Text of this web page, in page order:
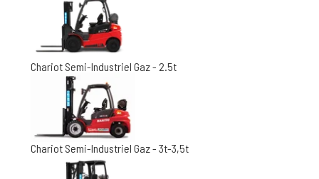
Chariot Semi-Industriel Gaz - 2.5t
Chariot Semi-Industriel Gaz - 3t-3,5t